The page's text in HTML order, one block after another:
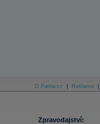
O Patria.cz Reklama
Zpravodajství: